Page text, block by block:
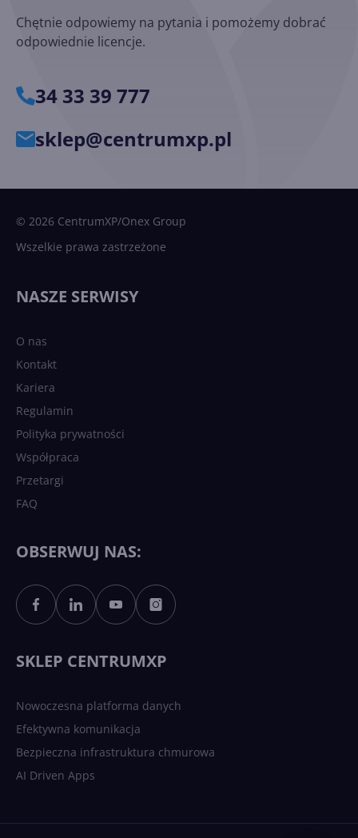
Chętnie odpowiemy na pytania i pomożemy dobrać
odpowiednie licencje.
34 33 39 777
sklep@centrumxp.pl
© 2026 CentrumXP/Onex Group
Wszelkie prawa zastrzeżone
NASZE SERWISY
O nas
Kontakt
Kariera
Regulamin
Polityka prywatności
Współpraca
Przetargi
FAQ
OBSERWUJ NAS:
SKLEP CENTRUMXP
Nowoczesna platforma danych
Efektywna komunikacja
Bezpieczna infrastruktura chmurowa
AI Driven Apps